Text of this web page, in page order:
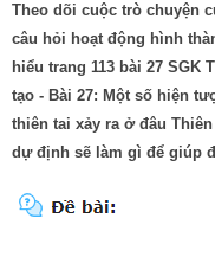
Theo dõi cuộc trò chuyện
câu hỏi hoạt động hình
hiểu trang 113 bài 27 SGK
tạo - Bài 27: Một số hiện
thiên tai xảy ra ở đâu
dự định sẽ làm gì để giúp